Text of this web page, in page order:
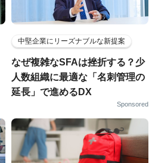
中堅企業にリーズナブルな新提案
なぜ複雑なSFAは挫折する？少
人数組織に最適な「名刺管理の
延長」で進めるDX
Sponsored